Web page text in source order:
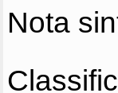
Nota